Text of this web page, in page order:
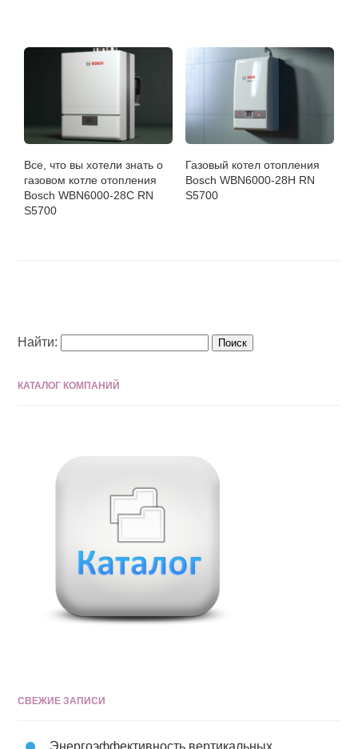
Все, что вы хотели знать о
газовом котле отопления
Bosch WBN6000-28C RN
S5700
Газовый котел отопления
Bosch WBN6000-28H RN
S5700
Найти:
КАТАЛОГ КОМПАНИЙ
СВЕЖИЕ ЗАПИСИ